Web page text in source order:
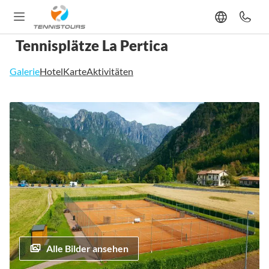
Tennisplätze La Pertica
GalerieHotelKarteAktivitäten
Zum
Ende
der
Bildgalerie
springen
Alle Bilder ansehen